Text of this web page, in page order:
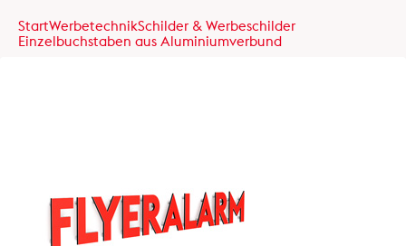
StartWerbetechnikSchilder & Werbeschilder
Einzelbuchstaben aus Aluminiumverbund